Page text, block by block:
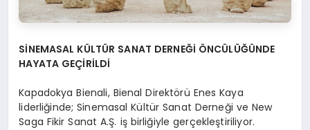
SİNEMASAL KÜLTÜR SANAT DERNEĞİ ÖNCÜLÜĞÜNDE
HAYATA GEÇİRİLDİ
Kapadokya Bienali, Bienal Direktörü Enes Kaya
liderliğinde; Sinemasal Kültür Sanat Derneği ve New
Saga Fikir Sanat A.Ş. iş birliğiyle gerçekleştiriliyor.